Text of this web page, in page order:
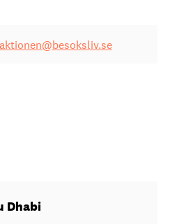
Dhabi